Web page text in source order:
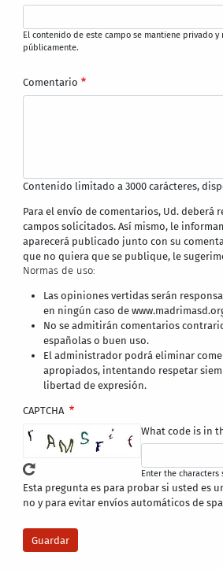
El contenido de este campo se mantiene privado y
públicamente.
Comentario
Contenido limitado a 3000 carácteres,
Para el envío de comentarios, Ud. deberá
campos solicitados. Así mismo, le
aparecerá publicado junto con su
que no quiera que se publique, le
Normas de uso:
Las opiniones vertidas serán
en ningún caso de
No se admitirán comentarios
españolas o buen uso.
El administrador podrá eliminar
apropiados, intentando respetar
libertad de expresión.
CAPTCHA
What code is in
Enter the characters
Esta pregunta es para probar si usted es
no y para evitar envíos automáticos de